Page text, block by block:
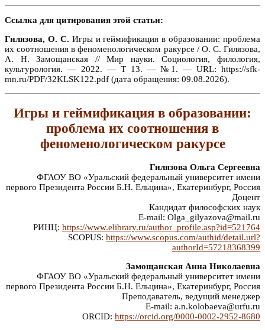
Ссылка для цитирования этой статьи:
Гилязова, О. С. Игры и геймификация в образовании: проблема
их соотношения в феноменологическом ракурсе / О. С. Гилязова,
А. Н. Замощанская // Мир науки. Социология, филология,
культурология. — 2022. — Т 13. — №1. — URL: https://sfk-
mn.ru/PDF/32KLSK122.pdf (дата обращения: 09.08.2026).
Игры и геймификация в образовании:
проблема их соотношения в
феноменологическом ракурсе
Гилязова Ольга Сергеевна
ФГАОУ ВО «Уральский федеральный университет имени
первого Президента России Б.Н. Ельцина», Екатеринбург, Россия
Доцент
Кандидат философских наук
E-mail: Olga_gilyazova@mail.ru
РИНЦ: https://www.elibrary.ru/author_profile.asp?id=521764
SCOPUS: https://www.scopus.com/authid/detail.url?
authorId=57218368399
Замощанская Анна Николаевна
ФГАОУ ВО «Уральский федеральный университет имени
первого Президента России Б.Н. Ельцина», Екатеринбург, Россия
Преподаватель, ведущий менеджер
E-mail: a.n.kolobaeva@urfu.ru
ORCID: https://orcid.org/0000-0002-2952-8680